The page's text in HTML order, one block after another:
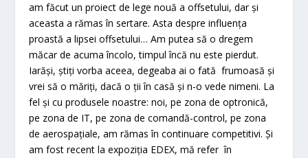
am făcut un proiect de lege nouă a offsetului, dar și
aceasta a rămas în sertare. Asta despre influența
proastă a lipsei offsetului… Am putea să o dregem
măcar de acuma încolo, timpul încă nu este pierdut.
Iarăși, știți vorba aceea, degeaba ai o fată frumoasă și
vrei să o măriți, dacă o ții în casă și n-o vede nimeni. La
fel și cu produsele noastre: noi, pe zona de optronică,
pe zona de IT, pe zona de comandă-control, pe zona
de aerospațiale, am rămas în continuare competitivi. Și
am fost recent la expoziția EDEX, mă refer în